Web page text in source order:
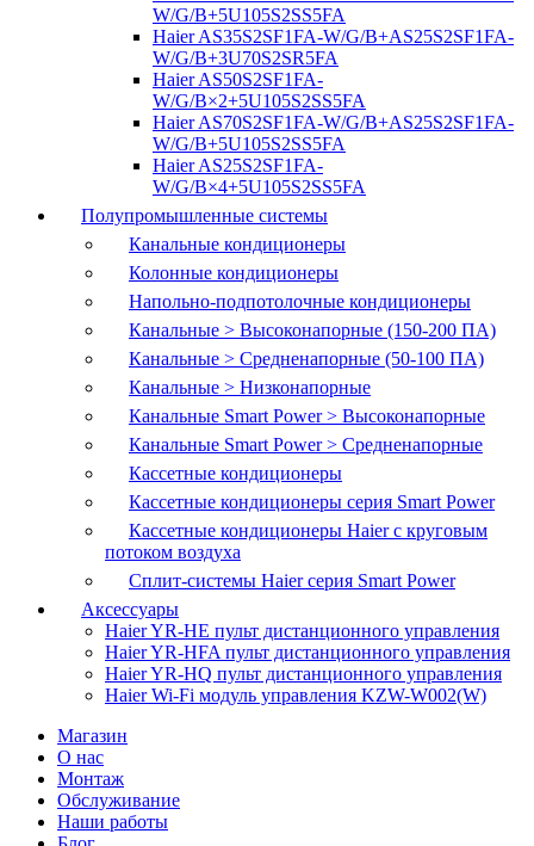
W/G/B+5U105S2SS5FA
Haier AS35S2SF1FA-W/G/B+AS25S2SF1FA-
W/G/B+3U70S2SR5FA
Haier AS50S2SF1FA-
W/G/B×2+5U105S2SS5FA
Haier AS70S2SF1FA-W/G/B+AS25S2SF1FA-
W/G/B+5U105S2SS5FA
Haier AS25S2SF1FA-
W/G/B×4+5U105S2SS5FA
Полупромышленные системы
Канальные кондиционеры
Колонные кондиционеры
Напольно-подпотолочные кондиционеры
Канальные > Высоконапорные (150-200 ПА)
Канальные > Средненапорные (50-100 ПА)
Канальные > Низконапорные
Канальные Smart Power > Высоконапорные
Канальные Smart Power > Средненапорные
Кассетные кондиционеры
Кассетные кондиционеры серия Smart Power
Кассетные кондиционеры Haier с круговым
потоком воздуха
Сплит-системы Haier серия Smart Power
Аксессуары
Haier YR-HE пульт дистанционного управления
Haier YR-HFA пульт дистанционного управления
Haier YR-HQ пульт дистанционного управления
Haier Wi-Fi модуль управления KZW-W002(W)
Магазин
О нас
Монтаж
Обслуживание
Наши работы